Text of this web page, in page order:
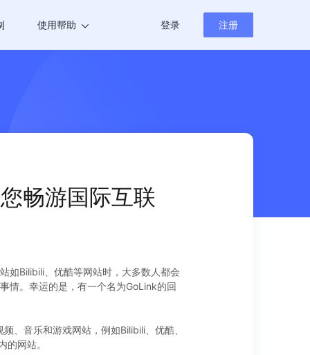
使用帮助 登录 注册
畅游国际互联
如Bilibili、优酷等网站时，大多数人都会
情。幸运的是，有一个名为GoLink的回
、音乐和游戏网站，例如Bilibili、优酷、
网站。